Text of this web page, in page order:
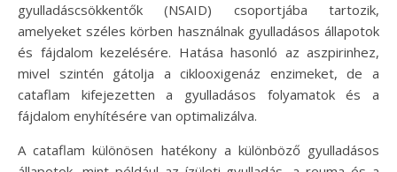
gyulladáscsökkentők (NSAID) csoportjába tartozik,
amelyeket széles körben használnak gyulladásos állapotok
és fájdalom kezelésére. Hatása hasonló az aszpirinhez,
mivel szintén gátolja a ciklooxigenáz enzimeket, de a
cataflam kifejezetten a gyulladásos folyamatok és a
fájdalom enyhítésére van optimalizálva.
A cataflam különösen hatékony a különböző gyulladásos